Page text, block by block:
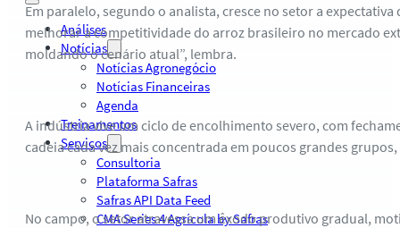
Análises
Notícias
Notícias Agronegócio
Notícias Financeiras
Agenda
Treinamentos
Serviços
Consultoria
Plataforma Safras
Safras API Data Feed
CMA Series 4 Agrícola by Safras
Em paralelo, segundo o analista, cresce no setor a
melhorar a competitividade do arroz brasileiro no mercado
moldando o cenário atual”, lembra.
A indústria vive um ciclo de encolhimento severo, com
cadeia cada vez mais concentrada em poucos grandes
No campo, o setor atravessa um êxodo produtivo gradual,